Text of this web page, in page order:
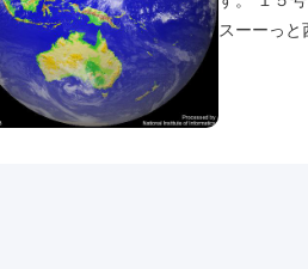
スーーっ